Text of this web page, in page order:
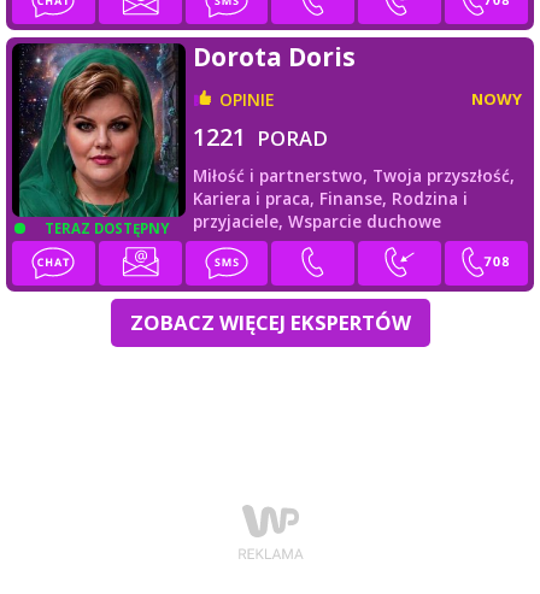
TERAZ DOSTĘPNY
Dorota Doris
OPINIE NOWY
1221 PORAD
Miłość i partnerstwo, Twoja przyszłość,
Kariera i praca, Finanse, Rodzina i
przyjaciele, Wsparcie duchowe
ZOBACZ WIĘCEJ EKSPERTÓW